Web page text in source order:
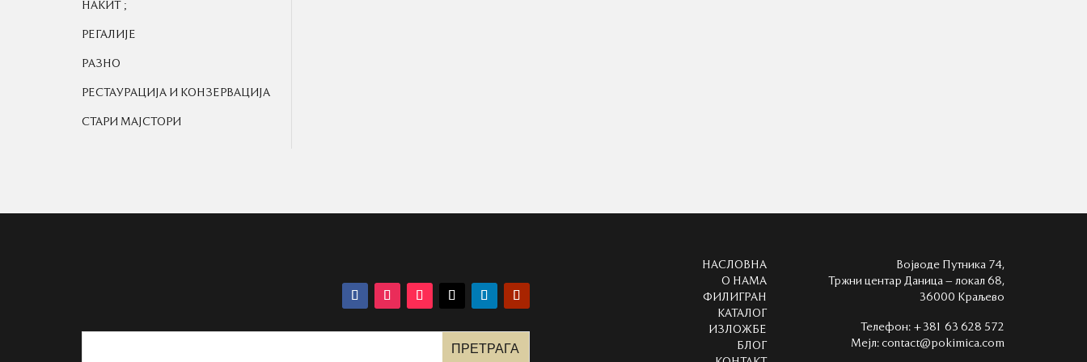
;
НАКИТ
РЕГАЛИЈЕ
РАЗНО
РЕСТАУРАЦИЈА И КОНЗЕРВАЦИЈА
СТАРИ МАЈСТОРИ
НАСЛОВНА
О НАМА
ФИЛИГРАН
КАТАЛОГ
ИЗЛОЖБЕ
БЛОГ
Војводе Путника 74,
Тржни центар Даница – локал 68,
36000 Краљево
Телефон: +381 63 628 572
Мејл:contact@pokimica.com